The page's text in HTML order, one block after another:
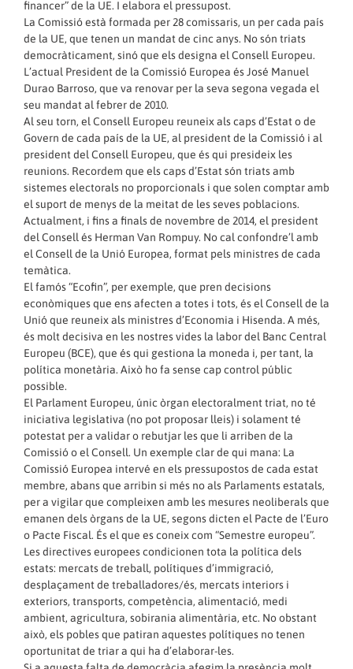
financer” de la UE. I elabora el pressupost.
La Comissió està formada per 28 comissaris, un per cada país
de la UE, que tenen un mandat de cinc anys. No són triats
democràticament, sinó que els designa el Consell Europeu.
L’actual President de la Comissió Europea és José Manuel
Durao Barroso, que va renovar per la seva segona vegada el
seu mandat al febrer de 2010.
Al seu torn, el Consell Europeu reuneix als caps d’Estat o de
Govern de cada país de la UE, al president de la Comissió i al
president del Consell Europeu, que és qui presideix les
reunions. Recordem que els caps d’Estat són triats amb
sistemes electorals no proporcionals i que solen comptar amb
el suport de menys de la meitat de les seves poblacions.
Actualment, i fins a finals de novembre de 2014, el president
del Consell és Herman Van Rompuy. No cal confondre’l amb
el Consell de la Unió Europea, format pels ministres de cada
temàtica.
El famós “Ecofin”, per exemple, que pren decisions
econòmiques que ens afecten a totes i tots, és el Consell de la
Unió que reuneix als ministres d’Economia i Hisenda. A més,
és molt decisiva en les nostres vides la labor del Banc Central
Europeu (BCE), que és qui gestiona la moneda i, per tant, la
política monetària. Això ho fa sense cap control públic
possible.
El Parlament Europeu, únic òrgan electoralment triat, no té
iniciativa legislativa (no pot proposar lleis) i solament té
potestat per a validar o rebutjar les que li arriben de la
Comissió o el Consell. Un exemple clar de qui mana: La
Comissió Europea intervé en els pressupostos de cada estat
membre, abans que arribin si més no als Parlaments estatals,
per a vigilar que compleixen amb les mesures neoliberals que
emanen dels òrgans de la UE, segons dicten el Pacte de l’Euro
o Pacte Fiscal. És el que es coneix com “Semestre europeu”.
Les directives europees condicionen tota la política dels
estats: mercats de treball, polítiques d’immigració,
desplaçament de treballadores/és, mercats interiors i
exteriors, transports, competència, alimentació, medi
ambient, agricultura, sobirania alimentària, etc. No obstant
això, els pobles que patiran aquestes polítiques no tenen
oportunitat de triar a qui ha d’elaborar-les.